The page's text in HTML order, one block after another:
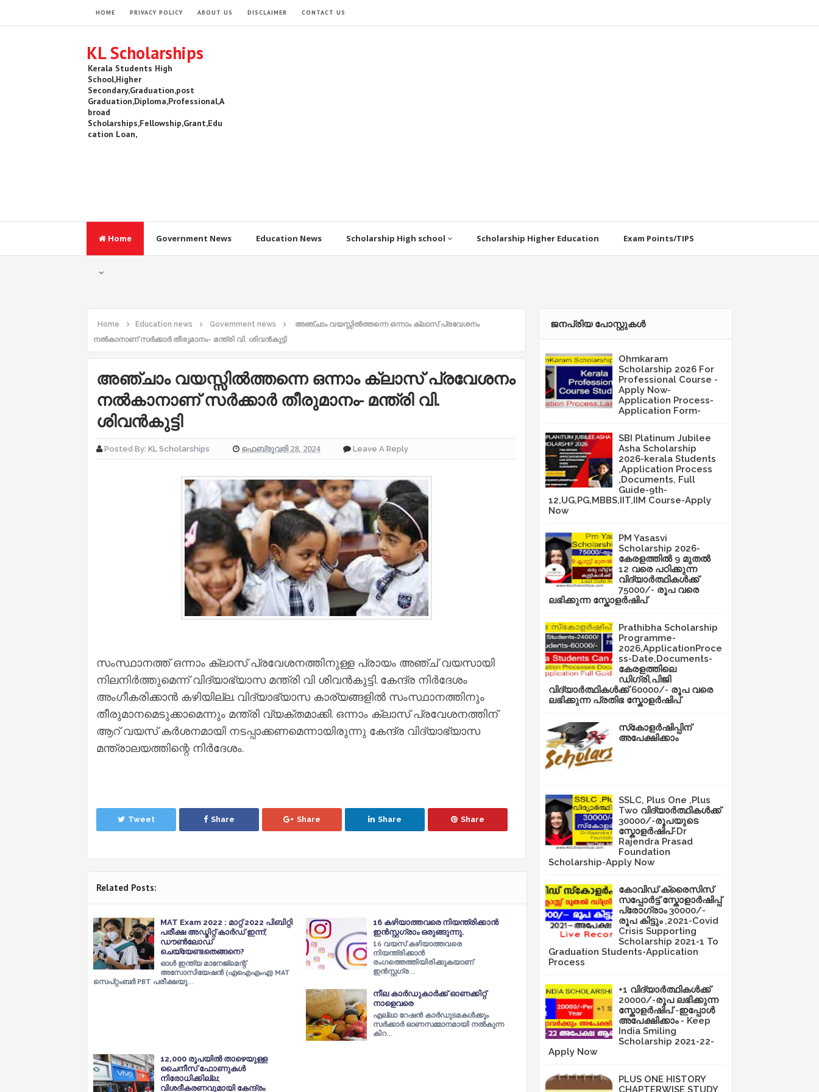
HOME PRIVACY POLICY ABOUT US DISCLAIMER CONTACT US
KL Scholarships
Kerala Students High
School,Higher
Secondary,Graduation,post
Graduation,Diploma,Professional,A
broad
Scholarships,Fellowship,Grant,Edu
cation Loan,
Home Government News Education News Scholarship High school Scholarship Higher Education Exam Points/TIPS
Home Education news Government news
അഞ്ചാം വയസ്സില്‍ത്തന്നെ ഒന്നാം ക്ലാസ് പ്രവേശനം
നല്‍കാനാണ് സര്‍ക്കാര്‍ തീരുമാനം- മന്ത്രി വി. ശിവൻകുട്ടി
അഞ്ചാം വയസ്സില്‍ത്തന്നെ ഒന്നാം ക്ലാസ് പ്രവേശനം
നല്‍കാനാണ് സര്‍ക്കാര്‍ തീരുമാനം- മന്ത്രി വി.
ശിവൻകുട്ടി
Posted By: KL Scholarships ഫെബ്രുവരി 28, 2024 Leave A Reply
സംസ്ഥാനത്ത് ഒന്നാം ക്ലാസ് പ്രവേശനത്തിനുള്ള പ്രായം അഞ്ച് വയസായി
നിലനിര്‍ത്തുമെന്ന് വിദ്യാഭ്യാസ മന്ത്രി വി ശിവന്‍കുട്ടി. കേന്ദ്ര നിര്‍ദേശം
അംഗീകരിക്കാന്‍ കഴിയില്ല. വിദ്യാഭ്യാസ കാര്യങ്ങളില്‍ സംസ്ഥാനത്തിനും
തീരുമാനമെടുക്കാമെന്നും മന്ത്രി വ്യക്തമാക്കി. ഒന്നാം ക്ലാസ് പ്രവേശനത്തിന്
ആറ് വയസ് കര്‍ശനമായി നടപ്പാക്കണമെന്നായിരുന്നു കേന്ദ്ര വിദ്യാഭ്യാസ
മന്ത്രാലയത്തിന്റെ നിര്‍ദേശം.
Tweet Share Share Share Share
Related Posts:
MAT Exam 2022 : മാറ്റ് 2022 പിബിറ്റി
പരീക്ഷ അഡ്മിറ്റ് കാർഡ് ഇന്ന്;
ഡൗൺലോഡ്
ചെയ്യേണ്ടതെങ്ങനെ?
ഓൾ ഇന്ത്യ മാനേജ്‌മെന്റ്
അസോസിയേഷൻ (എഐഎംഎ) MAT
സെപ്‌റ്റംബർ PBT പരീക്ഷയു…
16 കഴിയാത്തവരെ നിയന്ത്രിക്കാൻ
ഇൻസ്റ്റഗ്രാം ഒരുങ്ങുന്നു.
16 വയസ് കഴിയാത്തവരെ
നിയന്ത്രിക്കാൻ
രംഗത്തെത്തിയിരിക്കുകയാണ്
ഇൻസ്റ്റഗ്ര…
നീല കാര്‍ഡുകാര്‍ക്ക്‌ ഓണക്കിറ്റ്‌
നാളെവരെ
എല്ലാ റേഷന്‍ കാര്‍ഡുടമകള്‍ക്കും
സര്‍ക്കാര്‍ ഓണസമ്മാനമായി നല്‍കുന്ന
കിറ…
12,000 രൂപയില്‍ താഴെയുള്ള
ചൈനീസ് ഫോണുകള്‍
നിരോധിക്കില്ല;
വിശദീകരണവുമായി കേന്ദ്രം
ജനപ്രിയ പോസ്റ്റുകള്‍‌
Ohmkaram
Scholarship 2026 For
Professional Course -
Apply Now-
Application Process-
Application Form-
SBI Platinum Jubilee
Asha Scholarship
2026-kerala Students
,Application Process
,Documents, Full
Guide-9th-
12,UG,PG,MBBS,IIT,IIM Course-Apply
Now
PM Yasasvi
Scholarship 2026-
കേരളത്തിൽ 9 മുതൽ
12 വരെ പഠിക്കുന്ന
വിദ്യാർത്ഥികൾക്ക്
75000/- രൂപ വരെ
ലഭിക്കുന്ന സ്കോളർഷിപ്
Prathibha Scholarship
Programme-
2026,ApplicationProce
ss-Date,Documents-
കേരളത്തിലെ
ഡിഗ്രി,പിജി
വിദ്യാർത്ഥികൾക്ക് 60000/- രൂപ വരെ
ലഭിക്കുന്ന പ്രതിഭ സ്കോളർഷിപ്
സ്‌കോളർഷിപ്പിന്
അപേക്ഷിക്കാം
SSLC, Plus One ,Plus
Two വിദ്യാർത്ഥികൾക്ക്
30000/-രൂപയുടെ
സ്കോളർഷിപ്-Dr
Rajendra Prasad
Foundation
Scholarship-Apply Now
കോവിഡ് ക്രൈസിസ്
സപ്പോർട്ട് സ്കോളാർഷിപ്പ്
പ്രോഗ്രാം 30000/-
രൂപ കിട്ടും ,2021-Covid
Crisis Supporting
Scholarship 2021-1 To
Graduation Students-Application
Process
+1 വിദ്യാർത്ഥികൾക്ക്
20000/-രൂപ ലഭിക്കുന്ന
സ്കോളർഷിപ് -ഇപ്പോൾ
അപേക്ഷിക്കാം - Keep
India Smiling
Scholarship 2021-22-
Apply Now
PLUS ONE HISTORY
CHAPTERWISE STUDY